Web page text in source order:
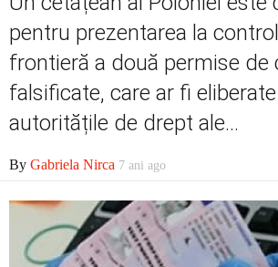
Externe
Social
Economic
pentru prezentarea la
frontieră a două permise de
falsificate, care ar fi
autoritățile de drept ale...
By Gabriela Nirca 7 ani ago